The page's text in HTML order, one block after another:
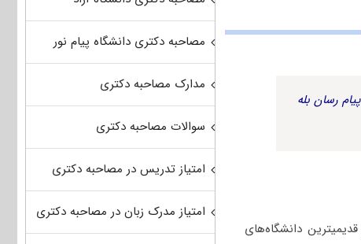
رسان بله
دانشگاه‌های
مصاحبه دکتری دانشگاه پیام نور
مدارک مصاحبه دکتری
سوالات مصاحبه دکتری
امتیاز تدریس در مصاحبه دکتری
امتیاز مدرک زبان در مصاحبه دکتری